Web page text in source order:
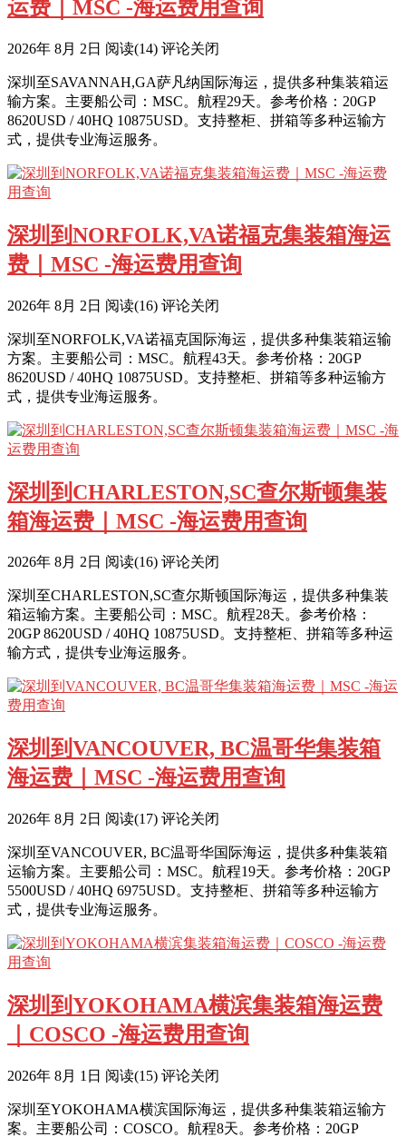
运费｜MSC -海运费用查询
2026年 8月 2日 阅读(14) 评论关闭
深圳至SAVANNAH,GA萨凡纳国际海运，提供多种集装箱运
输方案。主要船公司：MSC。航程29天。参考价格：20GP
8620USD / 40HQ 10875USD。支持整柜、拼箱等多种运输方
式，提供专业海运服务。
深圳到NORFOLK,VA诺福克集装箱海运
费｜MSC -海运费用查询
2026年 8月 2日 阅读(16) 评论关闭
深圳至NORFOLK,VA诺福克国际海运，提供多种集装箱运输
方案。主要船公司：MSC。航程43天。参考价格：20GP
8620USD / 40HQ 10875USD。支持整柜、拼箱等多种运输方
式，提供专业海运服务。
深圳到CHARLESTON,SC查尔斯顿集装
箱海运费｜MSC -海运费用查询
2026年 8月 2日 阅读(16) 评论关闭
深圳至CHARLESTON,SC查尔斯顿国际海运，提供多种集装
箱运输方案。主要船公司：MSC。航程28天。参考价格：
20GP 8620USD / 40HQ 10875USD。支持整柜、拼箱等多种运
输方式，提供专业海运服务。
深圳到VANCOUVER, BC温哥华集装箱
海运费｜MSC -海运费用查询
2026年 8月 2日 阅读(17) 评论关闭
深圳至VANCOUVER, BC温哥华国际海运，提供多种集装箱
运输方案。主要船公司：MSC。航程19天。参考价格：20GP
5500USD / 40HQ 6975USD。支持整柜、拼箱等多种运输方
式，提供专业海运服务。
深圳到YOKOHAMA横滨集装箱海运费
｜COSCO -海运费用查询
2026年 8月 1日 阅读(15) 评论关闭
深圳至YOKOHAMA横滨国际海运，提供多种集装箱运输方
案。主要船公司：COSCO。航程8天。参考价格：20GP